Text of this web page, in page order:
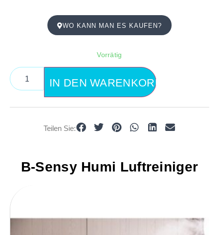
B-Sensy Humi Luftreiniger
WO KANN MAN ES KAUFEN?
Vorrätig
IN DEN WARENKORB
Teilen Sie: